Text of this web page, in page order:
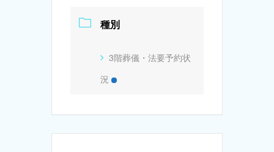
種別
3階葬儀・法要予約状
況